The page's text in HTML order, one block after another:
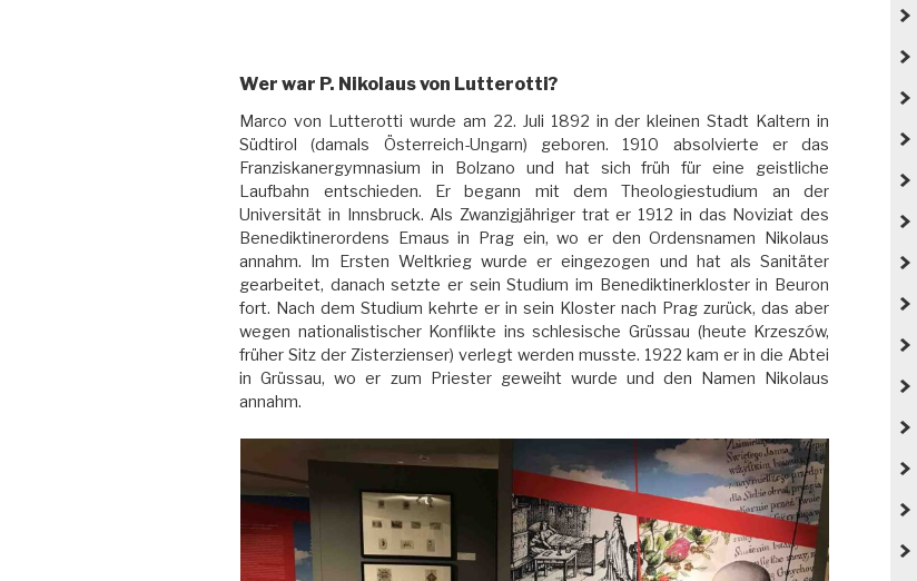
Wer war P. Nikolaus von Lutterotti?
Marco von Lutterotti wurde am 22. Juli 1892 in der kleinen Stadt Kaltern in
Südtirol (damals Österreich-Ungarn) geboren. 1910 absolvierte er das
Franziskanergymnasium in Bolzano und hat sich früh für eine geistliche
Laufbahn entschieden. Er begann mit dem Theologiestudium an der
Universität in Innsbruck. Als Zwanzigjähriger trat er 1912 in das Noviziat des
Benediktinerordens Emaus in Prag ein, wo er den Ordensnamen Nikolaus
annahm. Im Ersten Weltkrieg wurde er eingezogen und hat als Sanitäter
gearbeitet, danach setzte er sein Studium im Benediktinerkloster in Beuron
fort. Nach dem Studium kehrte er in sein Kloster nach Prag zurück, das aber
wegen nationalistischer Konflikte ins schlesische Grüssau (heute Krzeszów,
früher Sitz der Zisterzienser) verlegt werden musste. 1922 kam er in die Abtei
in Grüssau, wo er zum Priester geweiht wurde und den Namen Nikolaus
annahm.